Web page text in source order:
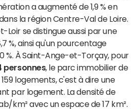
a augmenté de 1,9 % en
la région Centre-Val de Loire.
Loir se distingue aussi par une
%, ainsi qu'un pourcentage
%. À Saint-Ange-et-Torçay, pour
personnes, le parc immobilier de
logements, c'est à dire une
par logement. La densité de
km² avec un espace de 17 km².